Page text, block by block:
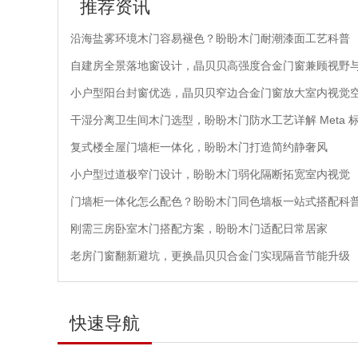
推荐资讯
沿海盐雾环境木门容易褪色？盼盼木门耐潮漆面工艺科普
自建房全景落地窗设计，晶贝贝高强度合金门窗兼顾视野
小户型阳台封窗优选，晶贝贝窄边合金门窗放大室内视觉
干湿分离卫生间木门选型，盼盼木门防水工艺详解 Meta
复式楼全屋门墙柜一体化，盼盼木门打造简约静奢风
小户型过道极窄门设计，盼盼木门弱化隔断拓宽室内视觉
门墙柜一体化怎么配色？盼盼木门同色墙板一站式搭配科
刚需三房卧室木门搭配方案，盼盼木门适配日常居家
老房门窗翻新避坑，更换晶贝贝合金门实现隔音节能升级
快速导航